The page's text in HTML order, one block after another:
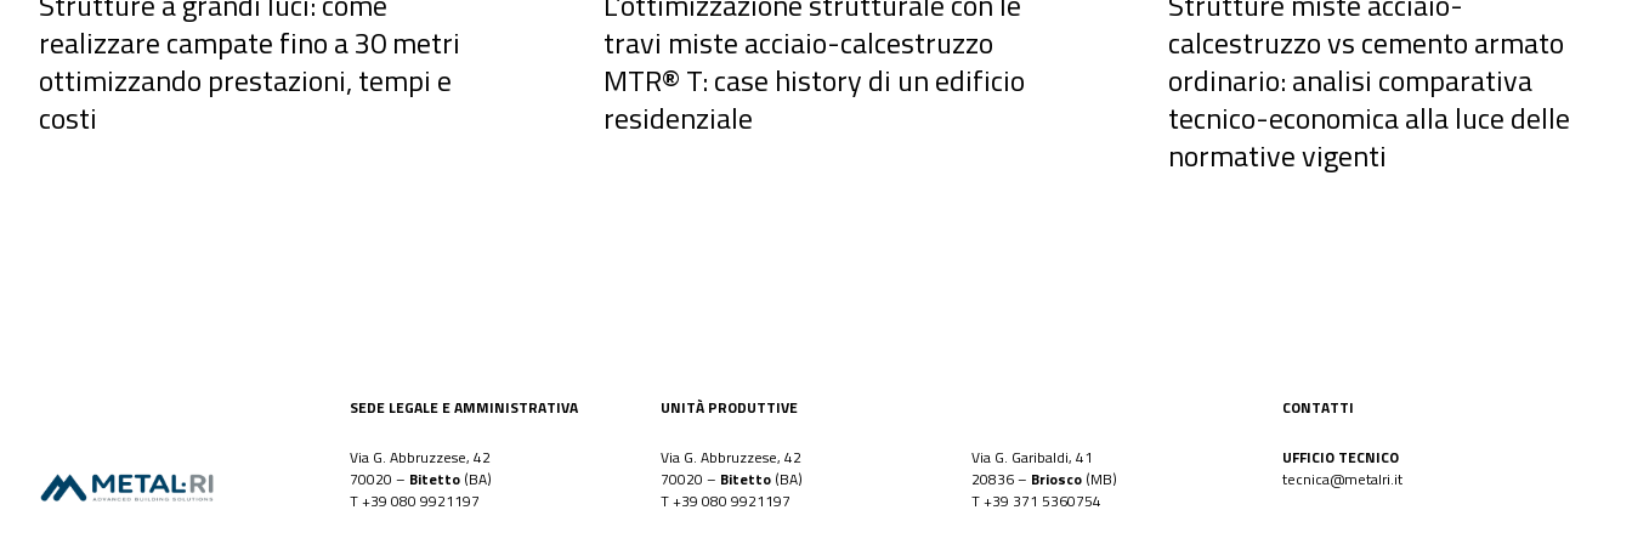
realizzare campate fino a 30 metri
ottimizzando prestazioni, tempi e
costi
travi miste acciaio-calcestruzzo
MTR® T: case history di un edificio
residenziale
calcestruzzo vs cemento armato
ordinario: analisi comparativa
tecnico-economica alla luce delle
normative vigenti
SEDE LEGALE E AMMINISTRATIVA
Via G. Abbruzzese, 42
70020 – Bitetto (BA)
T+39 080 9921197
UNITÀ PRODUTTIVE
Via G. Abbruzzese, 42
70020 – Bitetto (BA)
T+39 080 9921197
Via G. Garibaldi, 41
20836 – Briosco (MB)
T+39 371 5360754
CONTATTI
UFFICIO TECNICO
tecnica@metalri.it